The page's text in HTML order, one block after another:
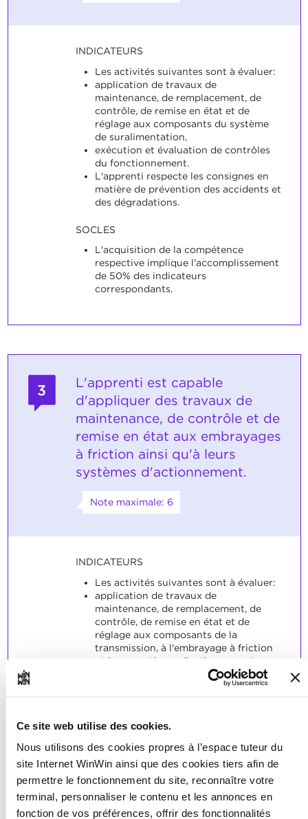
Ce site web utilise des cookies.
Nous utilisons des cookies propres à l’espace tuteur du
site Internet WinWin ainsi que des cookies tiers afin de
permettre le fonctionnement du site, reconnaître votre
terminal, personnaliser le contenu et les annonces en
fonction de vos préférences, offrir des fonctionnalités
INDICATEURS
Les activités suivantes sont à évaluer:
application de travaux de
maintenance, de remplacement, de
contrôle, de remise en état et de
réglage aux composants du système
de suralimentation,
exécution et évaluation de contrôles
du fonctionnement.
L'apprenti respecte les consignes en
matière de prévention des accidents et
des dégradations.
SOCLES
L'acquisition de la compétence
respective implique l'accomplissement
de 50% des indicateurs
correspondants.
3
L'apprenti est capable
d'appliquer des travaux de
maintenance, de contrôle et de
remise en état aux embrayages
à friction ainsi qu'à leurs
systèmes d'actionnement.
Note maximale: 6
INDICATEURS
Les activités suivantes sont à évaluer:
application de travaux de
maintenance, de remplacement, de
contrôle, de remise en état et de
réglage aux composants de la
transmission, à l'embrayage à friction
et à ses systèmes d'actionnement,
exécution et évaluation de contrôles
L'apprenti respecte les consignes en
des dégradations.
SOCLES
respective implique l'accomplissement
de 50% des indicateurs
correspondants.